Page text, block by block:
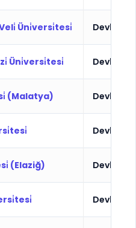
Üni̇versi̇tesi̇ Devlet
Üni̇versi̇tesi̇ Devlet
(Malatya) Devlet
Devlet
(Elaziğ) Devlet
Devlet